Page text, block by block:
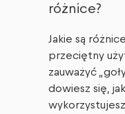
różnice?
Jakie są
przeciętny
zauważyć
dowiesz się,